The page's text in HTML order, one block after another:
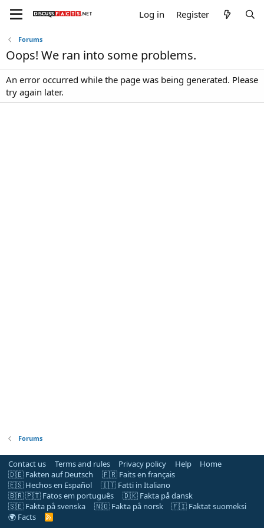
Log in Register
Forums
Oops! We ran into some problems.
An error occurred while the page was being generated. Please
try again later.
Forums
Contact us Terms and rules Privacy policy Help
Home
🇩🇪 Fakten auf Deutsch
🇫🇷 Faits en français
🇪🇸 Hechos en Español
🇮🇹 Fatti in Italiano
🇧🇷 🇵🇹 Fatos em português
🇩🇰 Fakta på dansk
🇸🇪 Fakta på svenska
🇳🇴 Fakta på norsk
🇫🇮 Faktat suomeksi
🌍 Facts
R